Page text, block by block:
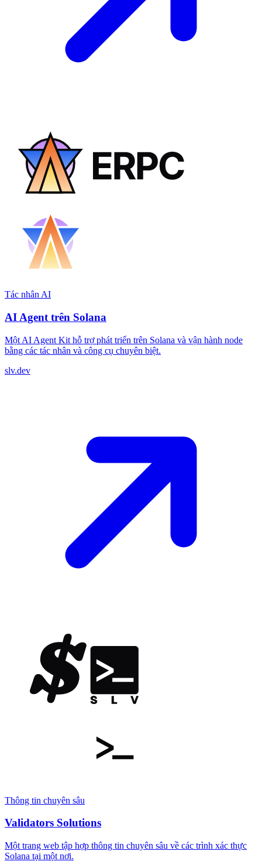
Tác nhân AI
AI Agent trên Solana
Một AI Agent Kit hỗ trợ phát triển trên Solana và vận hành node
bằng các tác nhân và công cụ chuyên biệt.
slv.dev
Thông tin chuyên sâu
Validators Solutions
Một trang web tập hợp thông tin chuyên sâu về các trình xác thực
Solana tại một nơi.